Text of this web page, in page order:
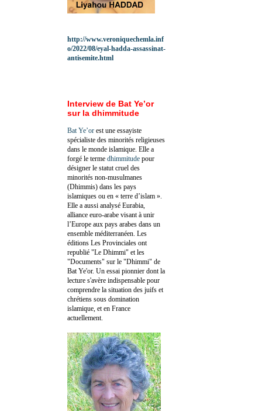
http://www.veroniquechemla.inf
o/2022/08/eyal-hadda-assassinat-
antisemite.html
Interview de Bat Ye’or
sur la dhimmitude
Bat Ye’or est une essayiste
spécialiste des minorités religieuses
dans le monde islamique. Elle a
forgé le terme dhimmitude pour
désigner le statut cruel des
minorités non-musulmanes
(Dhimmis) dans les pays
islamiques ou en « terre d’islam ».
Elle a aussi analysé Eurabia,
alliance euro-arabe visant à unir
l’Europe aux pays arabes dans un
ensemble méditerranéen. Les
éditions Les Provinciales ont
republié "Le Dhimmi" et les
"Documents" sur le "Dhimmi" de
Bat Ye'or. Un essai pionnier dont la
lecture s'avère indispensable pour
comprendre la situation des juifs et
chrétiens sous domination
islamique, et en France
actuellement.